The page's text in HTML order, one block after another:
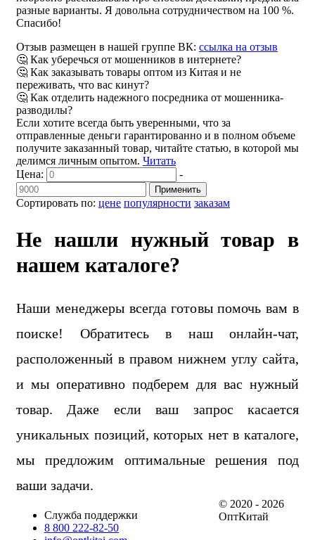
разные варианты. Я довольна сотрудничеством на 100 %.
Спасибо!
Отзыв размещен в нашей группе ВК: ссылка на отзыв
🤔 Как уберечься от мошенников в интернете?
🤔 Как заказывать товары оптом из Китая и не
переживать, что вас кинут?
🤔 Как отделить надежного посредника от мошенника-
разводилы?
Если хотите всегда быть уверенными, что за
отправленные деньги гарантированно и в полном объеме
получите заказанный товар, читайте статью, в которой мы
делимся личным опытом. Читать
Сортировать по: цене популярности заказам
Цена: -
Применить
Не нашли нужный товар в
нашем каталоге?
Наши менеджеры всегда готовы помочь вам в
поиске! Обратитесь в наш онлайн-чат,
расположенный в правом нижнем углу сайта,
и мы оперативно подберем для вас нужный
товар. Даже если ваш запрос касается
уникальных позиций, которых нет в каталоге,
мы предложим оптимальные решения под
ваши задачи.
Служба поддержки
8 800 222-82-50
© 2020 - 2026
ОптКитай